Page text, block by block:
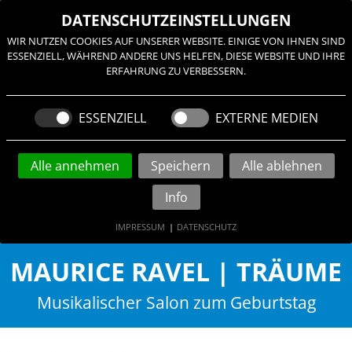
≡
MAURICE RAVEL | TRÄUME
Musikalischer Salon zum Geburtstag
DATENSCHUTZEINSTELLUNGEN
WIR NUTZEN COOKIES AUF UNSERER WEBSITE. EINIGE VON IHNEN SIND
ESSENZIELL, WÄHREND ANDERE UNS HELFEN, DIESE WEBSITE UND IHRE
ERFAHRUNG ZU VERBESSERN.
ESSENZIELL EXTERNE MEDIEN
Alle annehmen Speichern
Alle ablehnen
Info
IMPRESSUM | DATENSCHUTZ